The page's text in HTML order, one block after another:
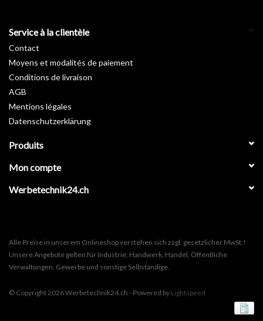
Service à la clientèle
Contact
Moyens et modalités de paiement
Conditions de livraison
AGB
Mentions légales
Datenschutzerklärung
Produits
Mon compte
Werbetechnik24.ch
Alle Preise in unserem Onlineshop verstehen sich zzgl. gesetzlicher MwSt.!
Unsere Angebote gelten für Industrie, Handwerk, Handel, Öffentliche
Verwaltungen, Gewerbe und sonstige Selbständige.
© Copyright 2026 Werbetechnik24.ch - Powered by Lightspeed